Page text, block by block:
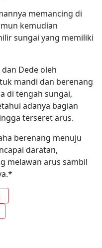
memancing di
kemudian
sungai yang memiliki
Dede oleh
mandi dan berenang
di tengah sungai,
adanya bagian
terseret arus.
berenang menuju
daratan,
melawan arus sambil